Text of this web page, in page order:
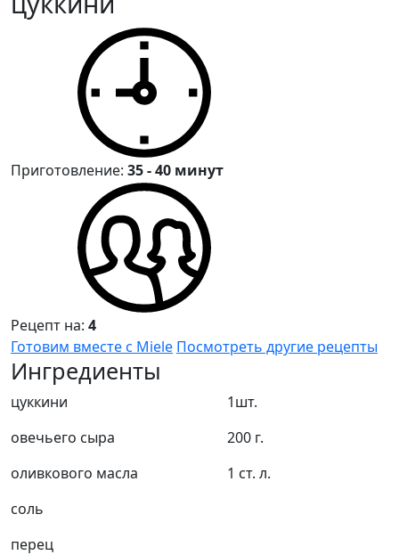
Приготовление: 35 - 40 минут
Рецепт на: 4
Готовим вместе с Miele Посмотреть другие рецепты
Ингредиенты
цуккини
1шт.
овечьего сыра
200 г.
оливкового масла
1 ст. л.
соль
перец